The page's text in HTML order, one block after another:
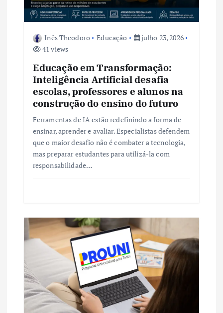
o
Inês Theodoro Educação
julho 23, 2026
41 views
Educação em Transformação:
Inteligência Artificial desafia
escolas, professores e alunos na
construção do ensino do futuro
Ferramentas de IA estão redefinindo a forma de
ensinar, aprender e avaliar. Especialistas defendem
que o maior desafio não é combater a tecnologia,
mas preparar estudantes para utilizá-la com
responsabilidade…